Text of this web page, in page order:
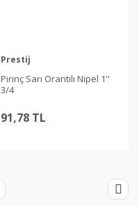
Prestij
Pirinç Sarı Orantılı Nipel 1''
3/4
91,78 TL